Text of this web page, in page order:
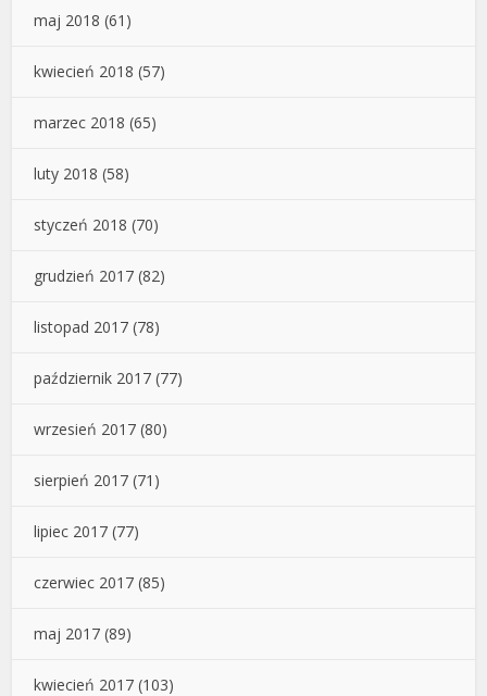
maj 2018 (61)
kwiecień 2018 (57)
marzec 2018 (65)
luty 2018 (58)
styczeń 2018 (70)
grudzień 2017 (82)
listopad 2017 (78)
październik 2017 (77)
wrzesień 2017 (80)
sierpień 2017 (71)
lipiec 2017 (77)
czerwiec 2017 (85)
maj 2017 (89)
kwiecień 2017 (103)